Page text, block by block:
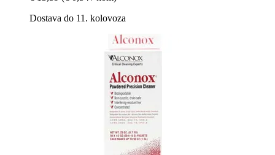
Dostava do 11. kolovoza